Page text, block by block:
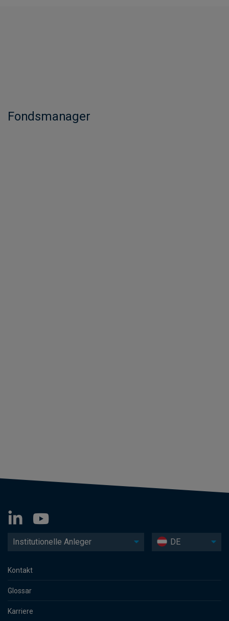
Fondsmanager​​​​​​​​​​​​​​​​​​​​
Institutionelle Anleger DE
Kontakt
Glossar
Karriere